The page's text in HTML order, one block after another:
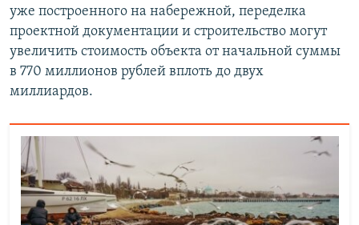
уже построенного на набережной, переделка
проектной документации и строительство могут
увеличить стоимость объекта от начальной суммы
в 770 миллионов рублей вплоть до двух
миллиардов.